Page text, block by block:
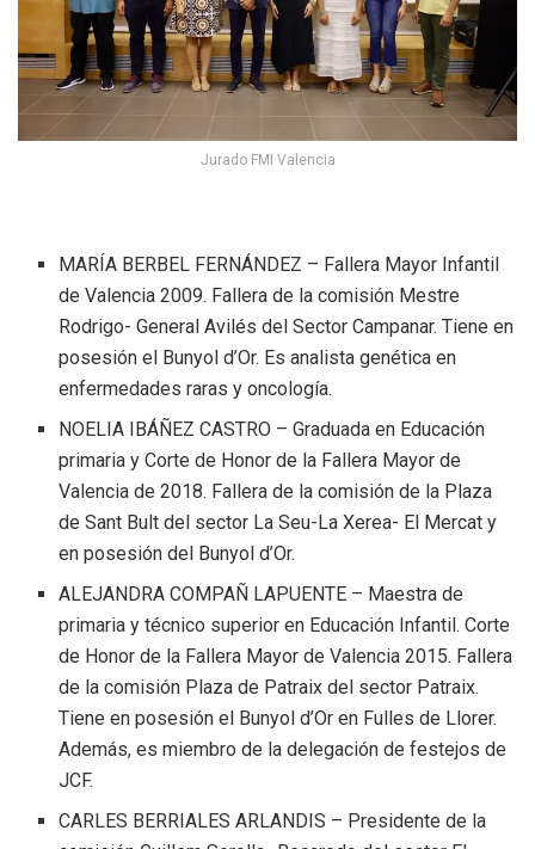
Jurado FMI Valencia
MARÍA BERBEL FERNÁNDEZ – Fallera Mayor Infantil
de Valencia 2009. Fallera de la comisión Mestre
Rodrigo- General Avilés del Sector Campanar. Tiene en
posesión el Bunyol d’Or. Es analista genética en
enfermedades raras y oncología.
NOELIA IBÁÑEZ CASTRO – Graduada en Educación
primaria y Corte de Honor de la Fallera Mayor de
Valencia de 2018. Fallera de la comisión de la Plaza
de Sant Bult del sector La Seu-La Xerea- El Mercat y
en posesión del Bunyol d’Or.
ALEJANDRA COMPAÑ LAPUENTE – Maestra de
primaria y técnico superior en Educación Infantil. Corte
de Honor de la Fallera Mayor de Valencia 2015. Fallera
de la comisión Plaza de Patraix del sector Patraix.
Tiene en posesión el Bunyol d’Or en Fulles de Llorer.
Además, es miembro de la delegación de festejos de
JCF.
CARLES BERRIALES ARLANDIS – Presidente de la